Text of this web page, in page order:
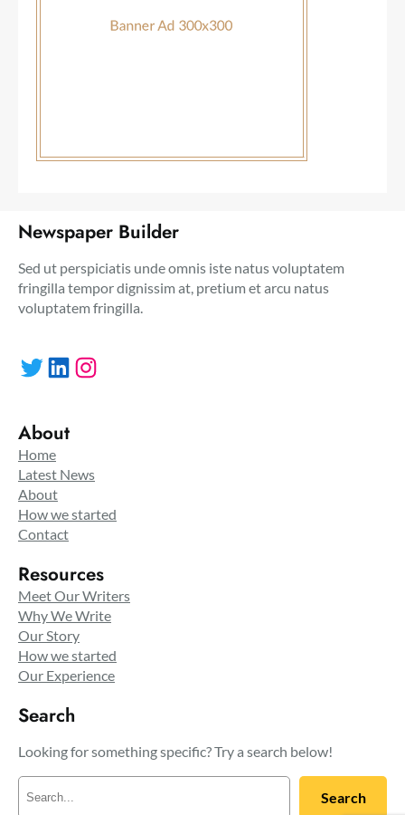
Newspaper Builder
Sed ut perspiciatis unde omnis iste natus voluptatem
fringilla tempor dignissim at, pretium et arcu natus
voluptatem fringilla.
Twitter LinkedIn Instagram
About
Home
Latest News
About
How we started
Contact
Resources
Meet Our Writers
Why We Write
Our Story
How we started
Our Experience
Search
Looking for something specific? Try a search below!
Search